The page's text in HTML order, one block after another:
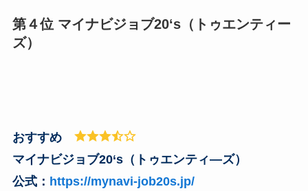
第４位 マイナビジョブ20‘s（トゥエンティー
ズ）
おすすめ
マイナビジョブ20‘s（トゥエンティ―ズ）
公式： https://mynavi-job20s.jp/